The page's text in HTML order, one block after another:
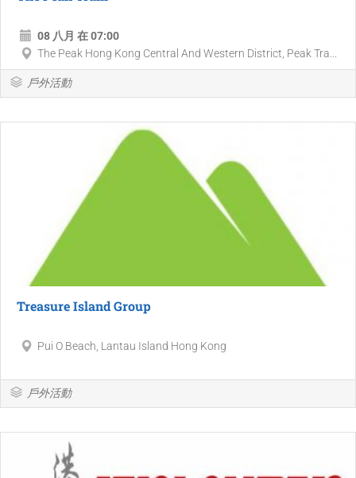
08 八月 在 07:00
The Peak Hong Kong Central And Western District, Peak Tra...
戶外活動
Treasure Island Group
Pui O Beach, Lantau Island Hong Kong
戶外活動